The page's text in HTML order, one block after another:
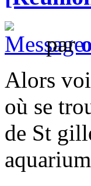
par
Alors
où se
de St